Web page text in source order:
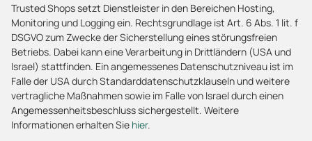
Trusted Shops setzt Dienstleister in den Bereichen Hosting,
Monitoring und Logging ein. Rechtsgrundlage ist Art. 6 Abs. 1 lit. f
DSGVO zum Zwecke der Sicherstellung eines störungsfreien
Betriebs. Dabei kann eine Verarbeitung in Drittländern (USA und
Israel) stattfinden. Ein angemessenes Datenschutzniveau ist im
Falle der USA durch Standarddatenschutzklauseln und weitere
vertragliche Maßnahmen sowie im Falle von Israel durch einen
Angemessenheitsbeschluss sichergestellt. Weitere
Informationen erhalten Sie hier.